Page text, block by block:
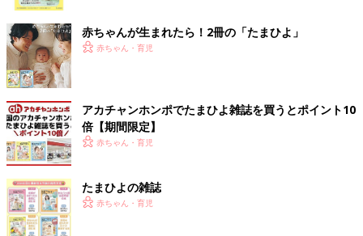
赤ちゃんが生まれたら！2冊の「たまひよ」
赤ちゃん・育児
アカチャンホンポでたまひよ雑誌を買うとポイント10
倍【期間限定】
赤ちゃん・育児
たまひよの雑誌
赤ちゃん・育児